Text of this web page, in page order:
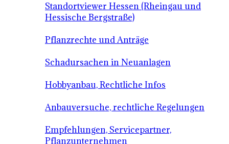
Standortviewer Hessen (Rheingau und
Hessische Bergstraße)
Pflanzrechte und Anträge
Schadursachen in Neuanlagen
Hobbyanbau, Rechtliche Infos
Anbauversuche, rechtliche Regelungen
Empfehlungen, Servicepartner,
Pflanzunternehmen